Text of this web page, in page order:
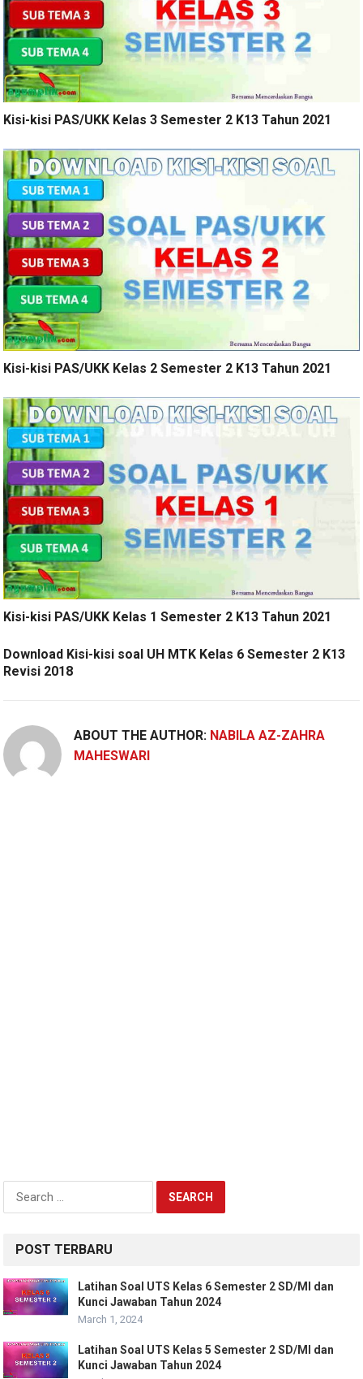
Kisi-kisi PAS/UKK Kelas 3 Semester 2 K13 Tahun 2021
Kisi-kisi PAS/UKK Kelas 2 Semester 2 K13 Tahun 2021
Kisi-kisi PAS/UKK Kelas 1 Semester 2 K13 Tahun 2021
Download Kisi-kisi soal UH MTK Kelas 6 Semester 2 K13
Revisi 2018
ABOUT THE AUTHOR: NABILA AZ-ZAHRA
MAHESWARI
Search
POST TERBARU
Latihan Soal UTS Kelas 6 Semester 2 SD/MI dan
Kunci Jawaban Tahun 2024
March 1, 2024
Latihan Soal UTS Kelas 5 Semester 2 SD/MI dan
Kunci Jawaban Tahun 2024